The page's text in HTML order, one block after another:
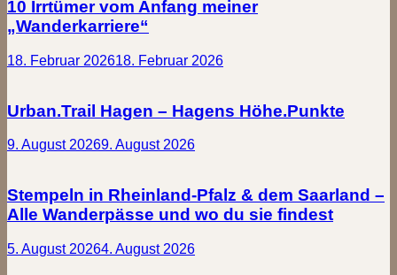
10 Irrtümer vom Anfang meiner
„Wanderkarriere“
18. Februar 202618. Februar 2026
Urban.Trail Hagen – Hagens Höhe.Punkte
9. August 20269. August 2026
Stempeln in Rheinland-Pfalz & dem Saarland –
Alle Wanderpässe und wo du sie findest
5. August 20264. August 2026